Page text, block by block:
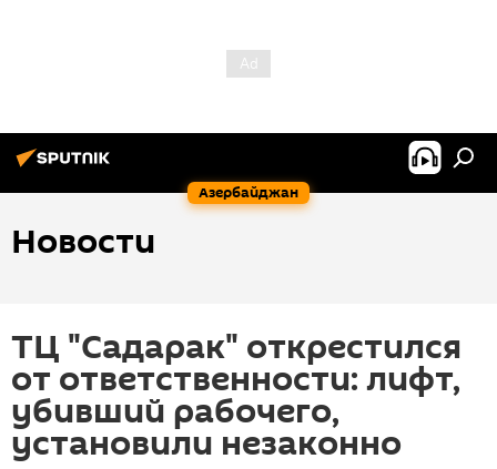
Азербайджан
Новости
ТЦ "Садарак" открестился
от ответственности: лифт,
убивший рабочего,
установили незаконно